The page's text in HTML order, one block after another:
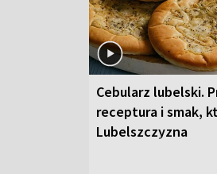
Cebularz lubelski.
receptura i smak,
Lubelszczyzna